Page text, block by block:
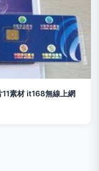
素材 it168無線上網